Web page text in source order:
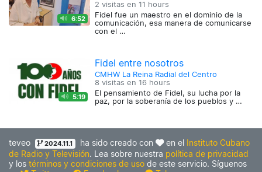
6:52
2 visitas en 11 hours
Fidel fue un maestro en el dominio de la
comunicación, esa manera de comunicarse
con el …
5:19
Fidel entre nosotros
CMHW La Reina Radial del Centro
8 visitas en 16 hours
El pensamiento de Fidel, su lucha por la
paz, por la soberanía de los pueblos y …
teveo 2024.11.1 ha sido creado con en el Instituto Cubano
de Radio y Televisión. Lea sobre nuestra política de privacidad
y los términos y condiciones de uso de este servicio. Síguenos